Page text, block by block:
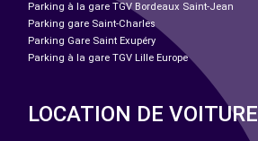
Parking à la gare TGV Bordeaux Saint-Jean
Parking gare Saint-Charles
Parking Gare Saint Exupéry
Parking à la gare TGV Lille Europe
LOCATION DE VOITURE